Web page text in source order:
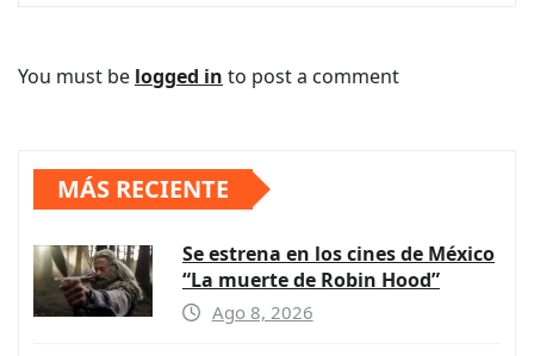
You must be logged in to post a comment
MÁS RECIENTE
Se estrena en los cines de México
“La muerte de Robin Hood”
Ago 8, 2026